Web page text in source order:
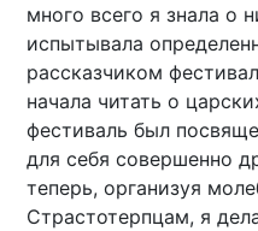
много всего я знала о
испытывала
рассказчиком
начала читать о
фестиваль был
для себя совершенно
теперь, организуя
Страстотерпцам, я